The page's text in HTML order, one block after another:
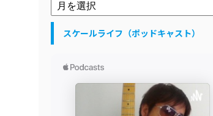
スケールライフ（ポッドキャスト）